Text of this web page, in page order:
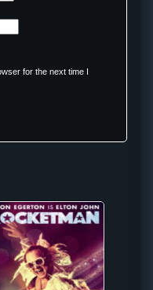
for the next time I